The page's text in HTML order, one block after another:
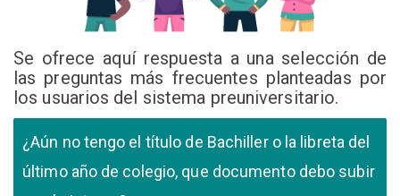
Se ofrece aquí respuesta a una selección de
las preguntas más frecuentes planteadas por
los usuarios del sistema preuniversitario.
¿Aún no tengo el título de Bachiller o la libreta del
último año de colegio, que documento debo subir